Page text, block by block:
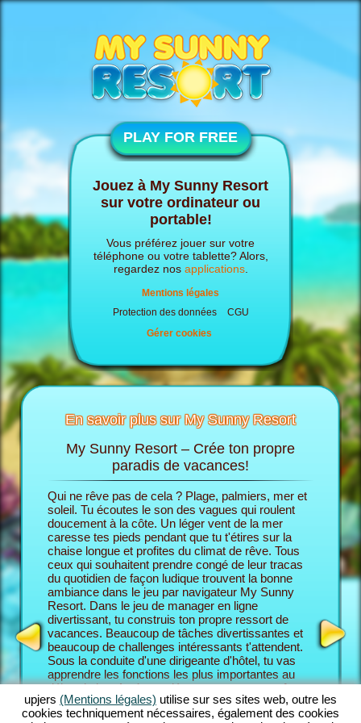
PLAY FOR FREE
Jouez à My Sunny Resort
sur votre ordinateur ou
portable!
Vous préférez jouer sur votre
téléphone ou votre tablette? Alors,
regardez nos applications.
Mentions légales
Protection des données
CGU
Gérer cookies
En savoir plus sur My Sunny Resort
My Sunny Resort – Crée ton propre
paradis de vacances!
Qui ne rêve pas de cela ? Plage, palmiers, mer et
soleil. Tu écoutes le son des vagues qui roulent
doucement à la côte. Un léger vent de la mer
caresse tes pieds pendant que tu t'étires sur la
chaise longue et profites du climat de rêve. Tous
ceux qui souhaitent prendre congé de leur tracas
du quotidien de façon ludique trouvent la bonne
ambiance dans le jeu par navigateur My Sunny
Resort. Dans le jeu de manager en ligne
divertissant, tu construis ton propre ressort de
vacances. Beaucoup de tâches divertissantes et
beaucoup de challenges intéressants t'attendent.
Sous la conduite d'une dirigeante d'hôtel, tu vas
apprendre les fonctions les plus importantes au
début du jeu. Après, tu démarres ton propre rêve
de vacances. Tu construis ton ressort de place
individuellement conçu. Bien sûr, tu as des
Dans
son
partir
En fin
pour
Resort,
En tant
Resort,
upjers (Mentions légales) utilise sur ses sites web, outre les
cookies techniquement nécessaires, également des cookies